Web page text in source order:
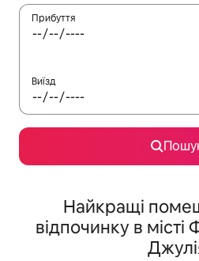
Прибуття
Виїзд
Найкращі
відпочинку в місті